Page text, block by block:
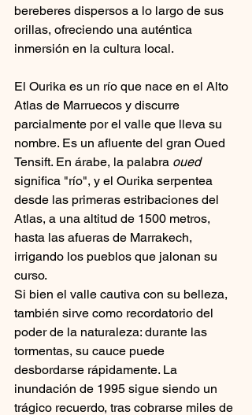
bereberes dispersos a lo largo de sus
orillas, ofreciendo una auténtica
inmersión en la cultura local.
El Ourika es un río que nace en el Alto
Atlas de Marruecos y discurre
parcialmente por el valle que lleva su
nombre. Es un afluente del gran Oued
Tensift. En árabe, la palabra oued
significa "río", y el Ourika serpentea
desde las primeras estribaciones del
Atlas, a una altitud de 1500 metros,
hasta las afueras de Marrakech,
irrigando los pueblos que jalonan su
curso.
Si bien el valle cautiva con su belleza,
también sirve como recordatorio del
poder de la naturaleza: durante las
tormentas, su cauce puede
desbordarse rápidamente. La
inundación de 1995 sigue siendo un
trágico recuerdo, tras cobrarse miles de